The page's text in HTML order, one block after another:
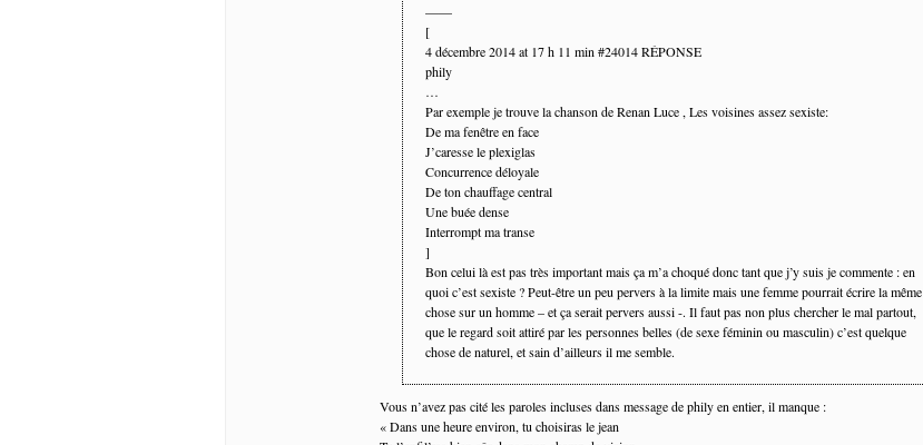
——
[
4 décembre 2014 at 17 h 11 min #24014 RÉPONSE
phily
…
Par exemple je trouve la chanson de Renan Luce , Les voisines assez sexiste:
De ma fenêtre en face
J’caresse le plexiglas
Concurrence déloyale
De ton chauffage central
Une buée dense
Interrompt ma transe
]
Bon celui là est pas très important mais ça m’a choqué donc tant que j’y suis je commente : en
quoi c’est sexiste ? Peut-être un peu pervers à la limite mais une femme pourrait écrire la même
chose sur un homme – et ça serait pervers aussi -. Il faut pas non plus chercher le mal partout,
que le regard soit attiré par les personnes belles (de sexe féminin ou masculin) c’est quelque
chose de naturel, et sain d’ailleurs il me semble.
Vous n’avez pas cité les paroles incluses dans message de phily en entier, il manque :
« Dans une heure environ, tu choisiras le jean